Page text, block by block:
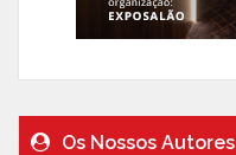
Os Nossos Autores